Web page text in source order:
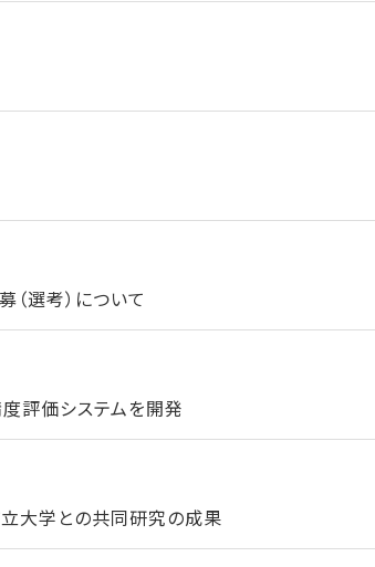
選考）について
評価システムを開発
大学との共同研究の成果